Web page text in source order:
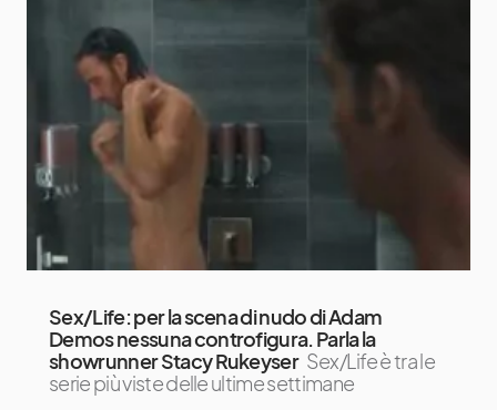
Sex/Life: per la scena di nudo di Adam
Demos nessuna controfigura. Parla la
showrunner Stacy Rukeyser Sex/Life è tra le
serie più viste delle ultime settimane